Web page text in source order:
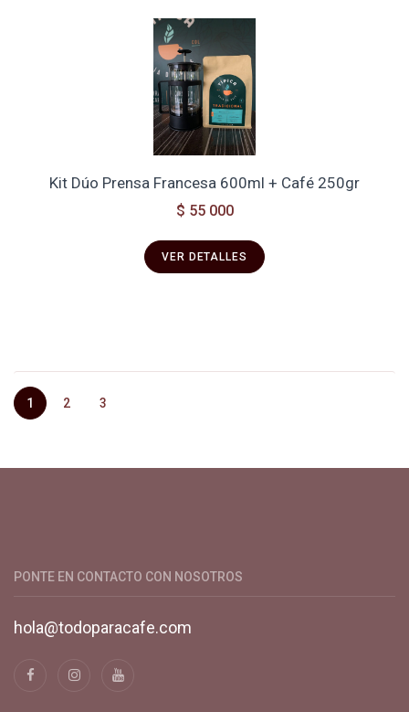
Kit Dúo Prensa Francesa 600ml + Café 250gr
$ 55 000
VER DETALLES
1 2 3
PONTE EN CONTACTO CON NOSOTROS
hola@todoparacafe.com